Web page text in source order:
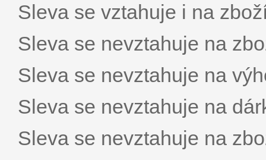
Sleva se vztahuje i na
Sleva se nevztahuje na
Sleva se nevztahuje na
Sleva se nevztahuje na
Sleva se nevztahuje na